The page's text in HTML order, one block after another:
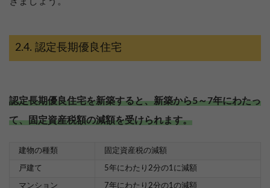
認定長期優良住宅
認定長期優良住宅を新築すると、新築から5～7年にわたっ
て、固定資産税額の減額を受けられます。
建物の種類 固定資産税の減額
戸建て 5年にわたり2分の1に減額
マンション 7年にわたり2分の1の減額